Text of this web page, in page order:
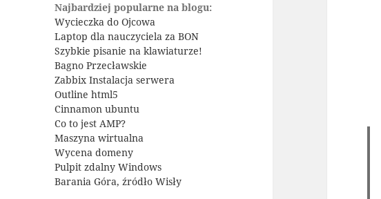
Najbardziej popularne na blogu:
Wycieczka do Ojcowa
Laptop dla nauczyciela za BON
Szybkie pisanie na klawiaturze!
Bagno Przecławskie
Zabbix Instalacja serwera
Outline html5
Cinnamon ubuntu
Co to jest AMP?
Maszyna wirtualna
Wycena domeny
Pulpit zdalny Windows
Barania Góra, źródło Wisły